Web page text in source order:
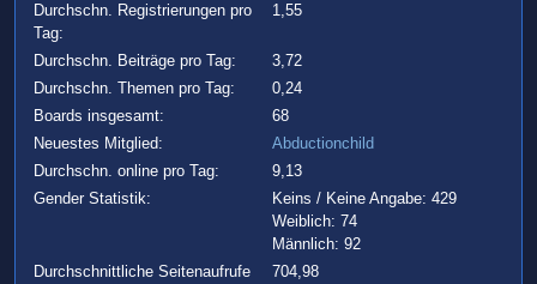
Durchschn. Registrierungen pro
Tag:
1,55
Durchschn. Beiträge pro Tag:
3,72
Durchschn. Themen pro Tag:
0,24
Boards insgesamt:
68
Neuestes Mitglied:
Abductionchild
Durchschn. online pro Tag:
9,13
Gender Statistik:
Keins / Keine Angabe: 429
Weiblich: 74
Männlich: 92
Durchschnittliche Seitenaufrufe
704,98